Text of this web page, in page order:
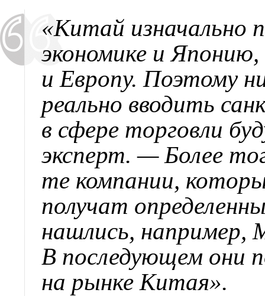
«Китай изначально
экономике и
и Европу. Поэтому
реально вводить
в сфере торговли
эксперт. — Более
те компании,
получат
нашлись, например,
В последующем они
на рынке Китая».